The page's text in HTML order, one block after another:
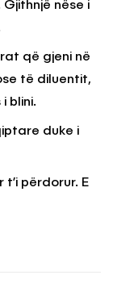
nëse i
që gjeni në
të diluentit,
blini.
duke i
përdorur. E